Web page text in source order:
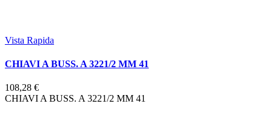
Vista Rapida
CHIAVI A BUSS. A 3221/2 MM 41
108,28 €
CHIAVI A BUSS. A 3221/2 MM 41